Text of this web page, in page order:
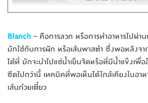
Blanch – คือการลวก หรือการทำอาหารไปผ่า
มักใช้กับการผัก หรือเส้นพาสต้า ซึ่งพอหลังจ
ได้ที่ มักจะนำไปแช่น้ำเย็นจัดหรือที่มีน้ำแข็งเพื่
ซีดไปกว่านี้ เทคนิคที่พอเห็นได้ใกล้เคียงในอา
เส้นก๋วยเตี๋ยว